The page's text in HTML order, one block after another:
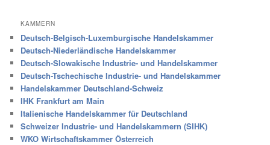
KAMMERN
Deutsch-Belgisch-Luxemburgische Handelskammer
Deutsch-Niederländische Handelskammer
Deutsch-Slowakische Industrie- und Handelskammer
Deutsch-Tschechische Industrie- und Handelskammer
Handelskammer Deutschland-Schweiz
IHK Frankfurt am Main
Italienische Handelskammer für Deutschland
Schweizer Industrie- und Handelskammern (SIHK)
WKO Wirtschaftskammer Österreich